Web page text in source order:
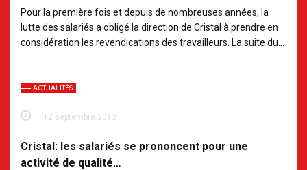
Pour la première fois et depuis de nombreuses années, la
lutte des salariés a obligé la direction de Cristal à prendre en
considération les revendications des travailleurs. La suite du…
ACTUALITÉS
12 septembre 2012
Cristal: les salariés se prononcent pour une
activité de qualité…